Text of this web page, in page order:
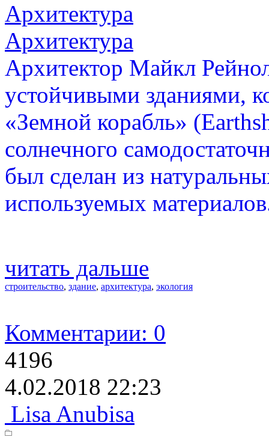
Архитектура
Архитектура
Архитектор Майкл
устойчивыми зданиями,
«Земной корабль»
солнечного
был сделан из
используемых
читать дальше
строительство, здание, архитектура, экология
Комментарии: 0
4196
4.02.2018 22:23
Lisa Anubisa